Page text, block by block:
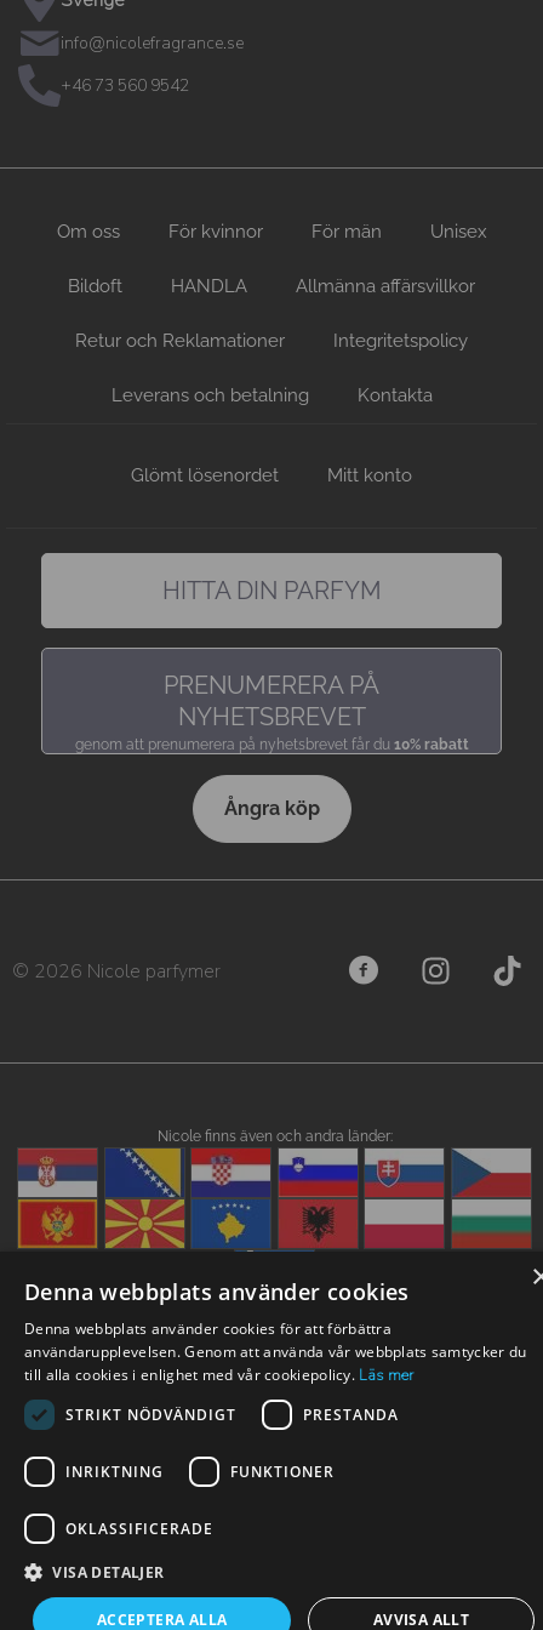
info@nicolefragrance.se
+46 73 560 9542
Om oss För kvinnor För män Unisex
Bildoft HANDLA Allmänna affärsvillkor
Retur och Reklamationer Integritetspolicy
Leverans och betalning Kontakta
Glömt lösenordet Mitt konto
HITTA DIN PARFYM
PRENUMERERA PÅ
NYHETSBREVET
genom att prenumerera på nyhetsbrevet får du 10% rabatt
Ångra köp
© 2026 Nicole parfymer
Nicole finns även och andra länder:
Denna webbplats använder cookies
Denna webbplats använder cookies för att förbättra
användarupplevelsen. Genom att använda vår webbplats samtycker du
till alla cookies i enlighet med vår cookiepolicy. Läs mer
STRIKT NÖDVÄNDIGT PRESTANDA
INRIKTNING FUNKTIONER
OKLASSIFICERADE
VISA DETALJER
ACCEPTERA ALLA AVVISA ALLT